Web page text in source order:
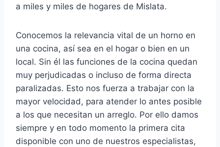
a miles y miles de hogares de Mislata.
Conocemos la relevancia vital de un horno en
una cocina, así sea en el hogar o bien en un
local. Sin él las funciones de la cocina quedan
muy perjudicadas o incluso de forma directa
paralizadas. Esto nos fuerza a trabajar con la
mayor velocidad, para atender lo antes posible
a los que necesitan un arreglo. Por ello damos
siempre y en todo momento la primera cita
disponible con uno de nuestros especialistas,